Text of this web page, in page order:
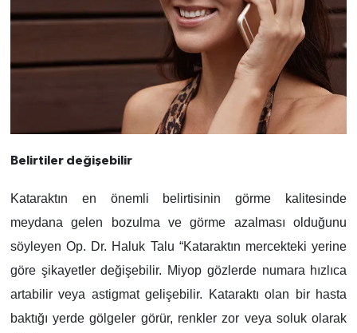
Belirtiler değişebilir
Kataraktın en önemli belirtisinin görme kalitesinde
meydana gelen bozulma ve görme azalması olduğunu
söyleyen Op. Dr. Haluk Talu “Kataraktın mercekteki yerine
göre şikayetler değişebilir. Miyop gözlerde numara hızlıca
artabilir veya astigmat gelişebilir. Kataraktı olan bir hasta
baktığı yerde gölgeler görür, renkler zor veya soluk olarak